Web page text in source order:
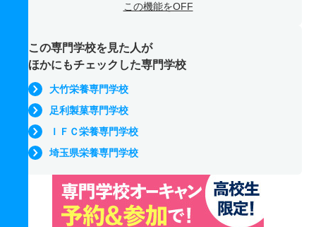
この機能をOFF
この専門学校を見た人が
ほかにもチェックした専門学校
大竹栄養専門学校
足利製菓専門学校
ＩＦＣ栄養専門学校
埼玉県栄養専門学校